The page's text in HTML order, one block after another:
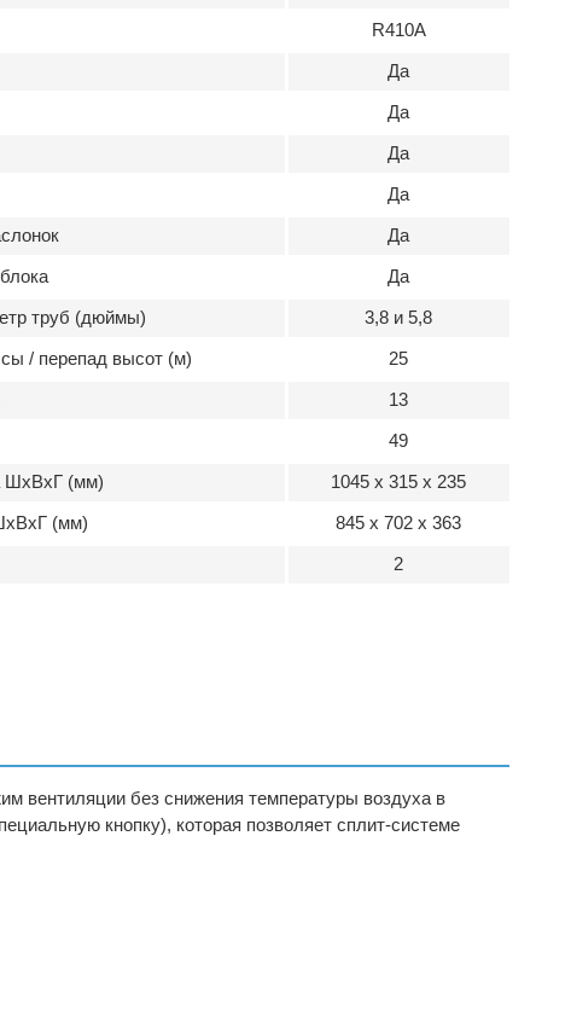
R410A
Да
Да
Да
Да
Да
Да
труб (дюймы)
3,8 и 5,8
/ перепад высот (м)
25
13
49
ШхВхГ (мм)
1045 x 315 x 235
(мм)
845 x 702 x 363
2
вентиляции без снижения температуры воздуха в
кнопку), которая позволяет сплит-системе